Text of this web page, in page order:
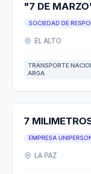
"7 DE
SOCIEDAD DE
EL ALTO
TRANSPORTE
ARGA
7
EMPRESA
LA PAZ